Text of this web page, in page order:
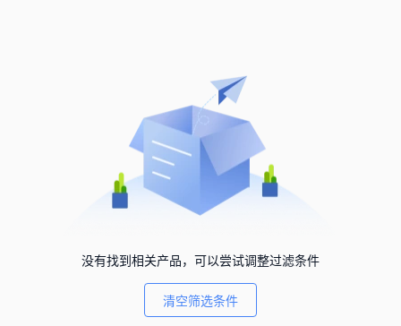
没有找到相关产品，可以尝试调整过滤条件
清空筛选条件